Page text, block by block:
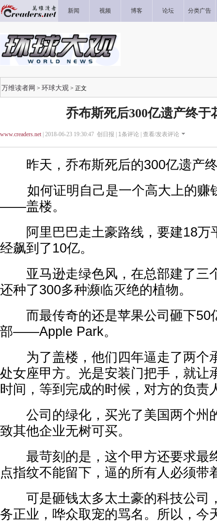
新闻 视频 博客 论坛 分类广告
万维读者网 > 环球大观 > 正文
乔布斯死后300亿遗产终于
www.creaders.net| 2018-06-23 19:30:47 创日报 | 1条评论 | 查看/发表评论
昨天，乔布斯死后的300亿遗产
如何证明自己是一个高大上的赚
——盖楼。
阿里巴巴走土豪路线，要建18万
经飙到了10亿。
亚马逊走绿色风，在总部建了三
还种了300多种濒临灭绝的植物。
而最传奇的还是苹果公司砸下50
部——Apple Park。
为了盖楼，他们四年逼走了两个
处女座甲方。光是安装门把手，就让
时间，等到完成的时候，对方的负责
公司的绿化，买光了美国两个州
致其他企业无树可买。
最苛刻的是，这个甲方还要求最
点指纹不能留下，逼的所有人必须带
可是砸钱太多太土豪的科技公司
务正业，哗众取宠的骂名。所以，今